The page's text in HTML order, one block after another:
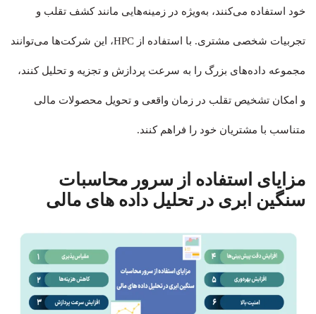
خود استفاده می‌کنند، به‌ویژه در زمینه‌هایی مانند کشف تقلب و
تجربیات شخصی مشتری. با استفاده از HPC، این شرکت‌ها می‌توانند
مجموعه داده‌های بزرگ را به سرعت پردازش و تجزیه و تحلیل کنند،
و امکان تشخیص تقلب در زمان واقعی و تحویل محصولات مالی
متناسب با مشتریان خود را فراهم کنند.
مزایای استفاده از سرور محاسبات
سنگین ابری در تحلیل داده های مالی